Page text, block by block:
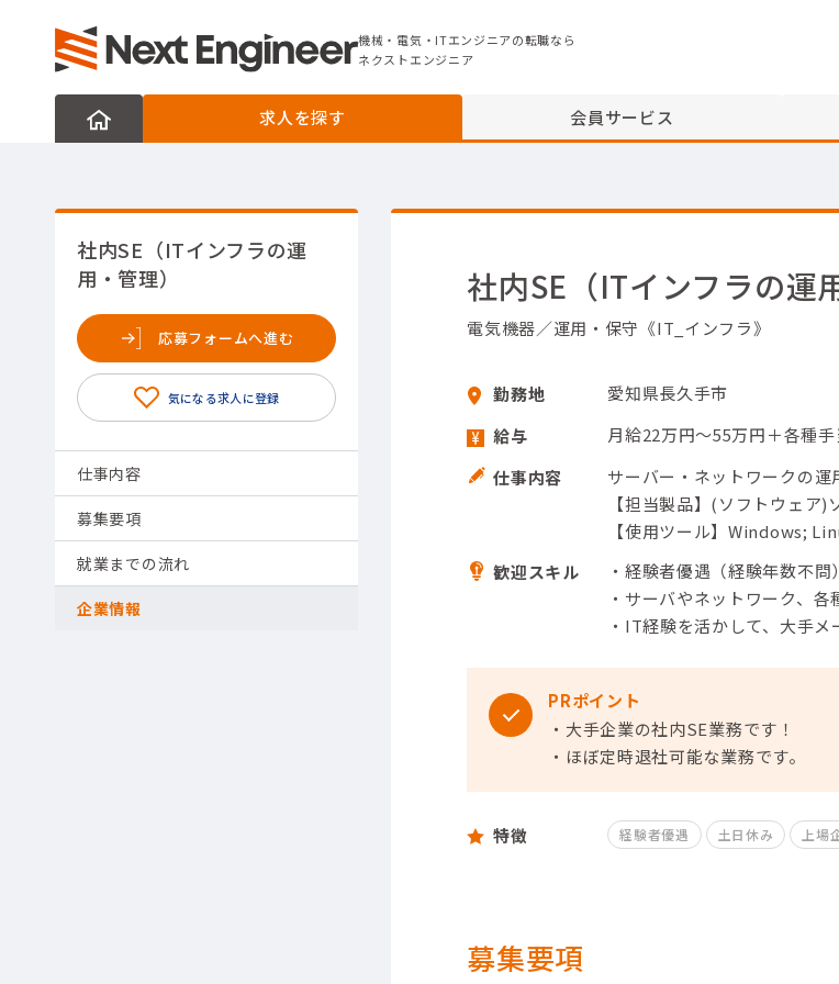
機械・電気・ITエンジニアの転職なら
機械・電気・ITエンジニアの転職なら
ネクストエンジニア
求人を探す 会員サービス
社内SE（ITインフラの運
用・管理）
応募フォームへ進む
仕事内容
募集要項
就業までの流れ
企業情報
社内SE（ITインフラの運
電気機器／運用・保守《IT_インフラ》
勤務地
愛知県長久手市
給与
月給22万円～55万円＋各種
仕事内容
サーバー・ネットワークの運
【担当製品】(ソフトウェア)
【使用ツール】Windows;
歓迎スキル
・経験者優遇（経験年数不問）
・サーバやネットワーク、
・IT経験を活かして、大手
PRポイント
・大手企業の社内SE業務です！
・ほぼ定時退社可能な業務です。
特徴 経験者優遇 土日休み 上場
募集要項